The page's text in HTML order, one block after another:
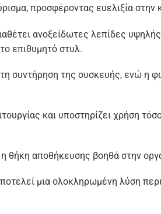
προσφέροντας ευελιξία στην
ανοξείδωτες λεπίδες
επιθυμητό στυλ.
συντήρηση της συσκευής, ενώ η
και υποστηρίζει χρήση
αποθήκευσης βοηθά στην
μια ολοκληρωμένη λύση